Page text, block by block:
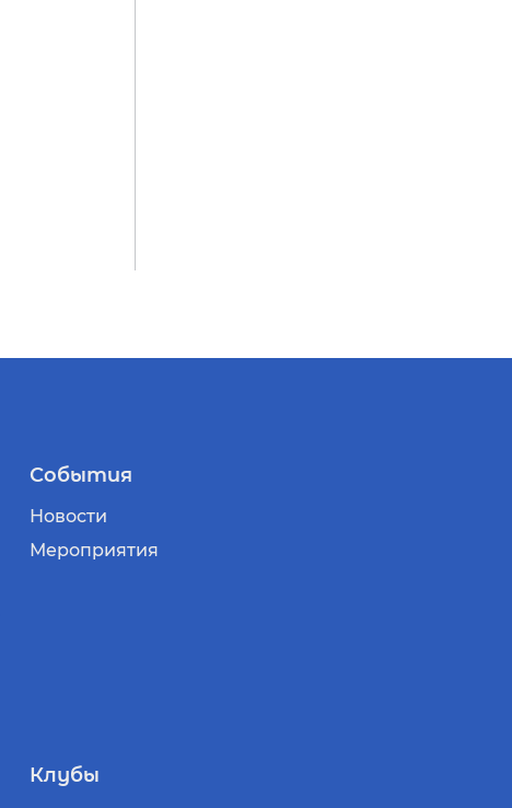
События
Новости
Мероприятия
Клубы